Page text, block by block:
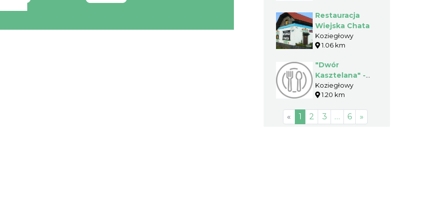
Restauracja
Wiejska Chata
Koziegłowy
1.06 km
"Dwór
Kasztelana" -
Koziegłowy
Koziegłowy
1.20 km
« 1 2 3 … 6 »